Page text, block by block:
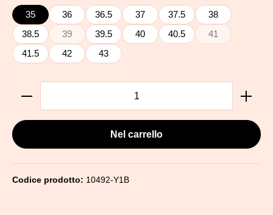
35 36 36.5 37 37.5
38
38.5
39
(Questa opzione non è al momento disponibile.)
39.5 40 40.5 41
(Questa
41.5 42 43
Quantità del prodotto: inserisci la quantità
Nel carrello
Codice prodotto: 10492-Y1B